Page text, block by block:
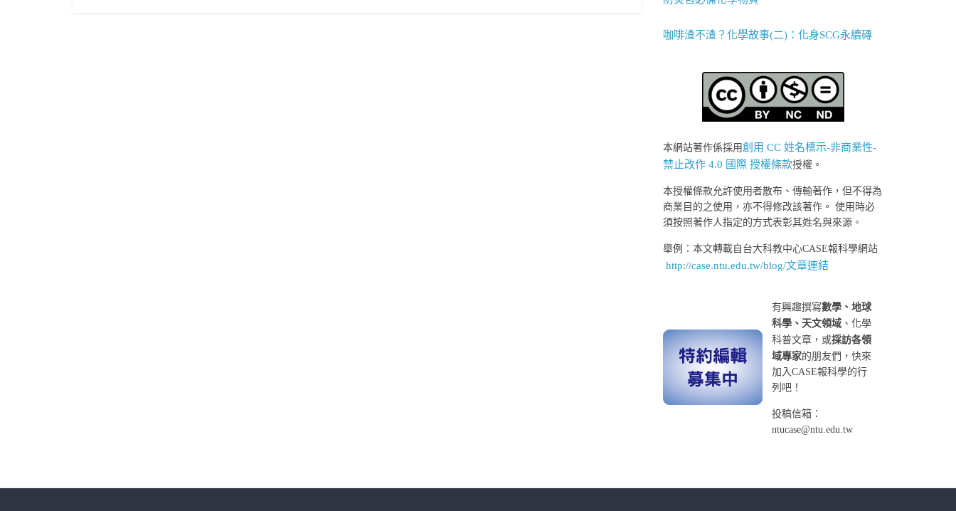
咖啡渣不渣？化學故事(二)：化身SCG永續磚
本網站著作係採用創用 CC 姓名標示-非商業性-
禁止改作 4.0 國際 授權條款授權。
本授權條款允許使用者散布、傳輸著作，但不得為
商業目的之使用，亦不得修改該著作。 使用時必
須按照著作人指定的方式表彰其姓名與來源。
舉例：本文轉載自台大科教中心CASE報科學網站
http://case.ntu.edu.tw/blog/文章連結
有興趣撰寫數學、地球
科學、天文領域 、化學
科普文章，或採訪各領
域專家的朋友們，快來
加入CASE報科學的行
列吧！
投稿信箱：
ntucase@ntu.edu.tw